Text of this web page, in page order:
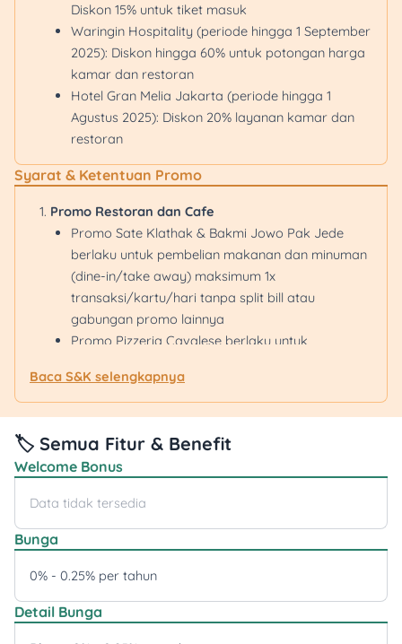
Diskon 15% untuk tiket masuk
Waringin Hospitality (periode hingga 1 September
2025): Diskon hingga 60% untuk potongan harga
kamar dan restoran
Hotel Gran Melia Jakarta (periode hingga 1
Agustus 2025): Diskon 20% layanan kamar dan
restoran
Syarat & Ketentuan Promo
Promo Restoran dan Cafe
Promo Sate Klathak & Bakmi Jowo Pak Jede
berlaku untuk pembelian makanan dan minuman
(dine-in/take away) maksimum 1x
transaksi/kartu/hari tanpa split bill atau
gabungan promo lainnya
Promo Pizzeria Cavalese berlaku untuk
transaksi/kartu/hari tanpa split bill atau
gabungan promo lainnya
syarat dan ketentuandisini
Promo Kedai Sirih Merah berlaku untuk minimum
Program tidak berlaku untuk sistem pembayaran
menggunakan QRIS dengan sumber dana kartu
kredit
Promo Bottega Ristorante berlaku setiap hari
kecuali hari Sabtu hanya sampai jam 16.00.
Minimum transaksi Rp100.000 berlaku di cabang
Baca S&K selengkapnya
🏷️ Semua Fitur & Benefit
Welcome Bonus
Data tidak tersedia
Bunga
0% - 0.25% per tahun
Detail Bunga